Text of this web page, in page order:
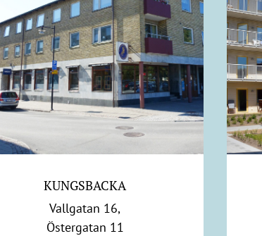
KUNGSBACKA
Vallgatan 16,
Östergatan 11